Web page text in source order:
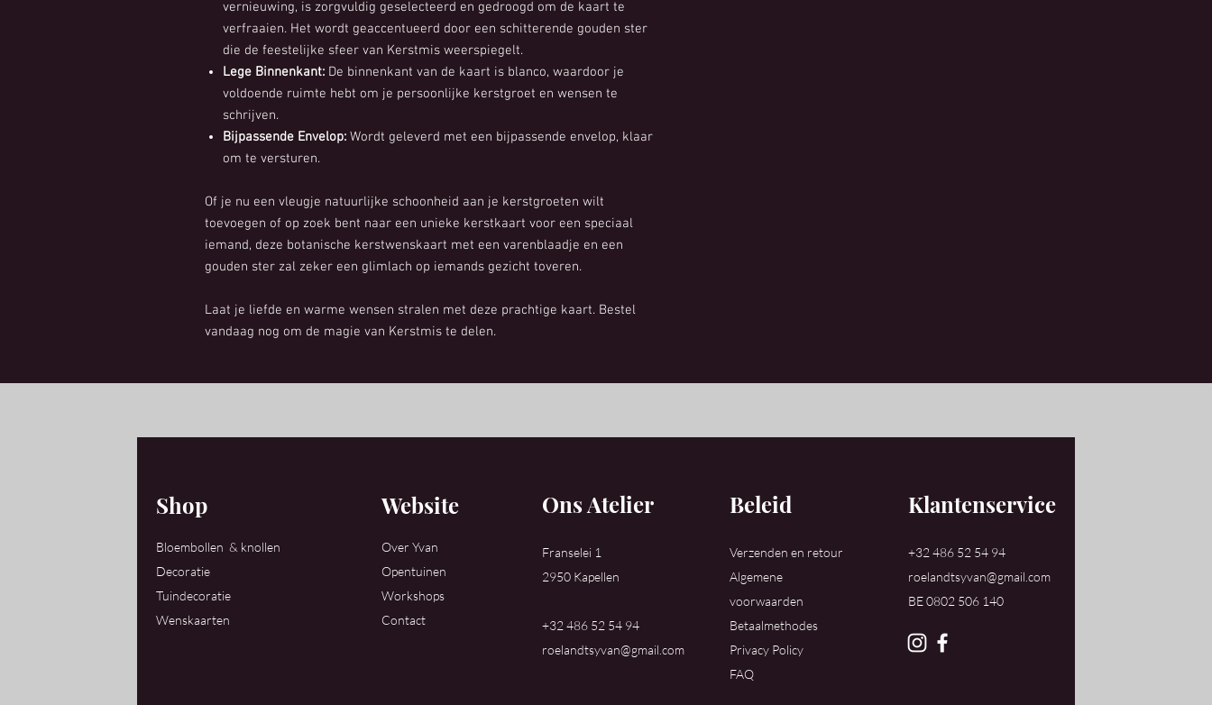
vernieuwing, is zorgvuldig geselecteerd en gedroogd om de kaart te
verfraaien. Het wordt geaccentueerd door een schitterende gouden ster
die de feestelijke sfeer van Kerstmis weerspiegelt.
Lege Binnenkant: De binnenkant van de kaart is blanco, waardoor je
voldoende ruimte hebt om je persoonlijke kerstgroet en wensen te
schrijven.
Bijpassende Envelop: Wordt geleverd met een bijpassende envelop, klaar
om te versturen.
Of je nu een vleugje natuurlijke schoonheid aan je kerstgroeten wilt
toevoegen of op zoek bent naar een unieke kerstkaart voor een speciaal
iemand, deze botanische kerstwenskaart met een varenblaadje en een
gouden ster zal zeker een glimlach op iemands gezicht toveren.
Laat je liefde en warme wensen stralen met deze prachtige kaart. Bestel
vandaag nog om de magie van Kerstmis te delen.
Shop
Bloembollen & knollen
Decoratie
Tuindecoratie
Wenskaarten
Website
Over Yvan
Opentuinen
Workshops
Contact
Ons Atelier
Franselei 1
2950 Kapellen
+32 486 52 54 94
roelandtsyvan@gmail.com
Beleid
Verzenden en retour
Algemene
voorwaarden
Betaalmethodes
Privacy Policy
FAQ
Klantenservice
+32 486 52 54 94
roelandtsyvan@gmail.com
​BE 0802 506 140